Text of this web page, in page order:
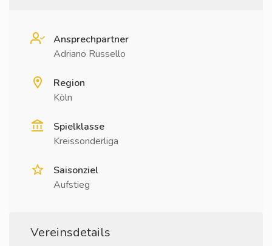
Ansprechpartner
Adriano Russello
Region
Köln
Spielklasse
Kreissonderliga
Saisonziel
Aufstieg
Vereinsdetails